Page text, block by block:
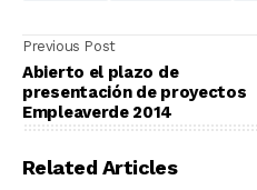
Previous Post
Abierto el plazo de
presentación de proyectos
Empleaverde 2014
Related Articles